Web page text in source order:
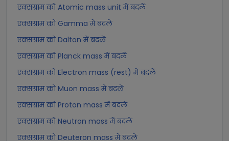
एक्सग्राम को Atomic mass unit में बदलें
एक्सग्राम को Gamma में बदलें
एक्सग्राम को Dalton में बदलें
एक्सग्राम को Planck mass में बदलें
एक्सग्राम को Electron mass (rest) में बदलें
एक्सग्राम को Muon mass में बदलें
एक्सग्राम को Proton mass में बदलें
एक्सग्राम को Neutron mass में बदलें
एक्सग्राम को Deuteron mass में बदलें